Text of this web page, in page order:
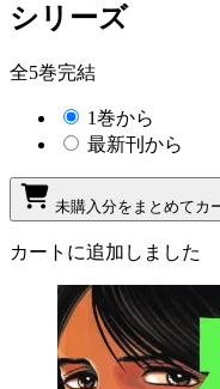
シリーズ
全5巻完結
1巻から
最新刊から
未購入分をまとめてカ
カートに追加しました